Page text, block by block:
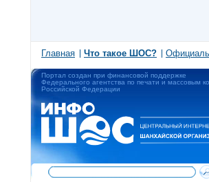
Главная Что такое ШОС?
Портал создан при финансовой поддержке
Федерального агентства по печати и массовым
Российской Федерации